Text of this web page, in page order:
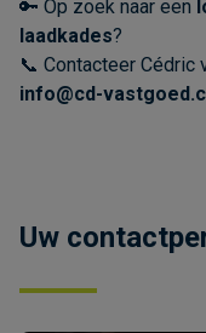
🔑 Op zoek naar een
laadkades?
📞 Contacteer Cédric
info@cd-
Uw